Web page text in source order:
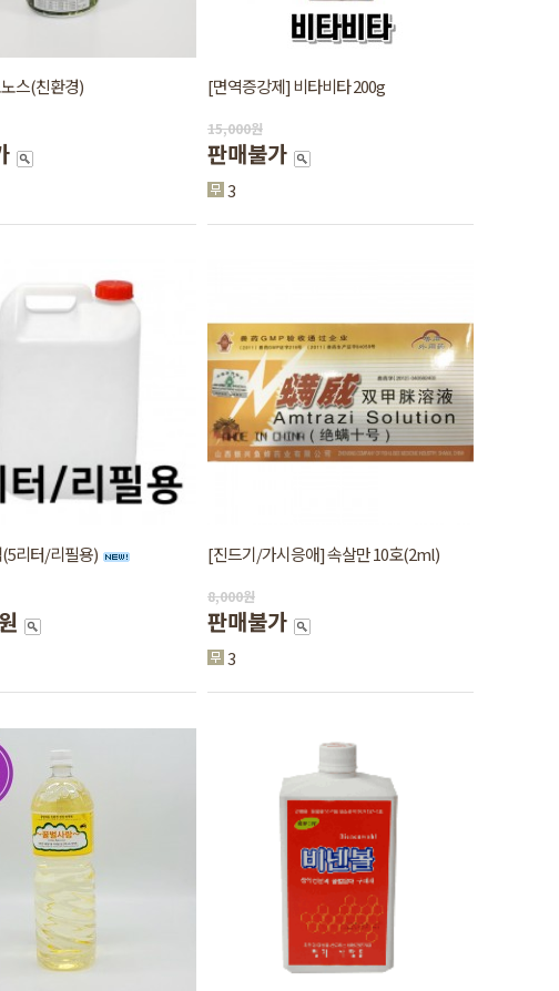
스(친환경) [면역증강제] 비타비타 200g
15,000원
판매불가
3
리터/리필용) [진드기/가시응애] 속살만 10호(2ml)
8,000원
판매불가
3